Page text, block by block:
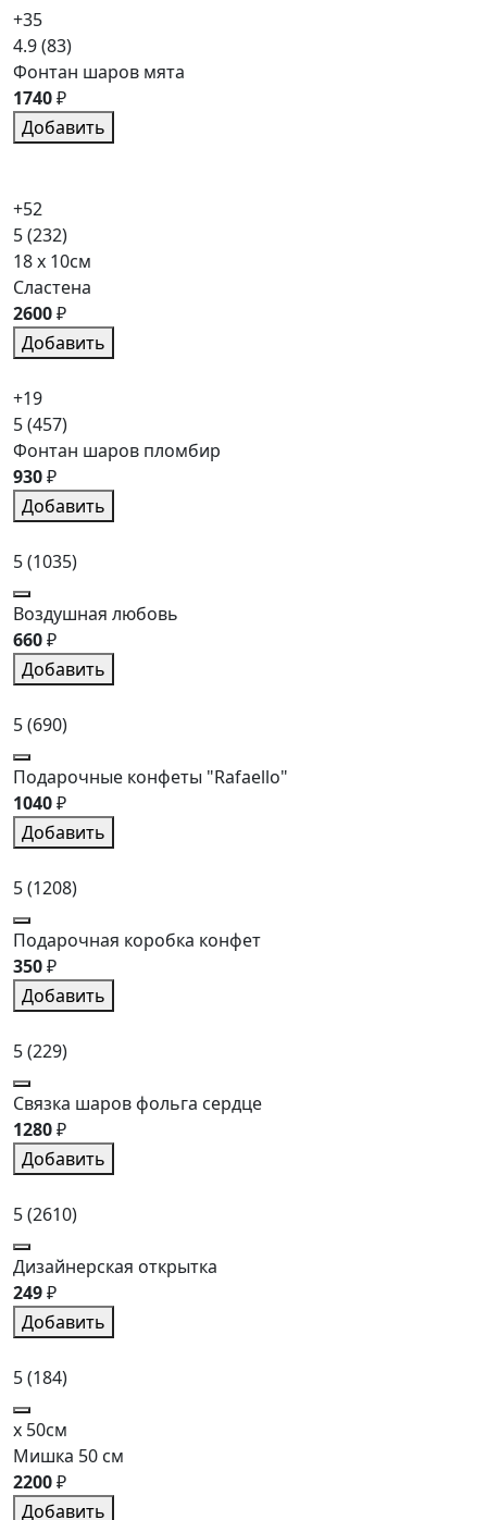
+35
4.9(83)
Фонтан шаров мята
1740₽
Добавить
+52
5(232)
18 x 10см
Сластена
2600₽
Добавить
+19
5(457)
Фонтан шаров пломбир
930₽
Добавить
5(1035)
Воздушная любовь
660₽
Добавить
5(690)
Подарочные конфеты "Rafaello"
1040₽
Добавить
5(1208)
Подарочная коробка конфет
350₽
Добавить
5(229)
Связка шаров фольга сердце
1280₽
Добавить
5(2610)
Дизайнерская открытка
249₽
Добавить
5(184)
x 50см
Мишка 50 см
2200₽
Добавить